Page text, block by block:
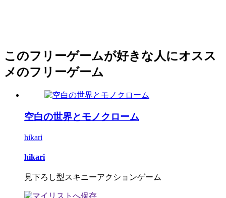
このフリーゲームが好きな人にオスス
メのフリーゲーム
空白の世界とモノクローム
hikari
hikari
見下ろし型スキニーアクションゲーム